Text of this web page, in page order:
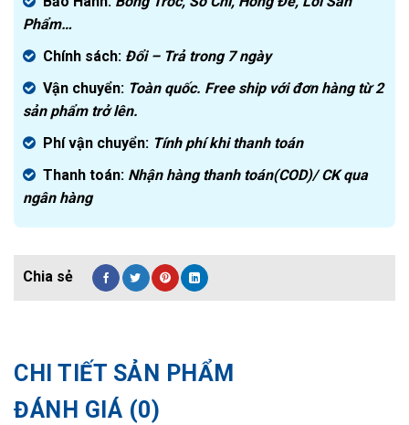
Phẩm…
Chính sách: Đổi – Trả trong 7 ngày
Vận chuyển: Toàn quốc. Free ship với đơn hàng từ 2
sản phẩm trở lên.
Phí vận chuyển: Tính phí khi thanh toán
Thanh toán: Nhận hàng thanh toán(COD)/ CK qua
ngân hàng
CHI TIẾT SẢN PHẨM
ĐÁNH GIÁ (0)